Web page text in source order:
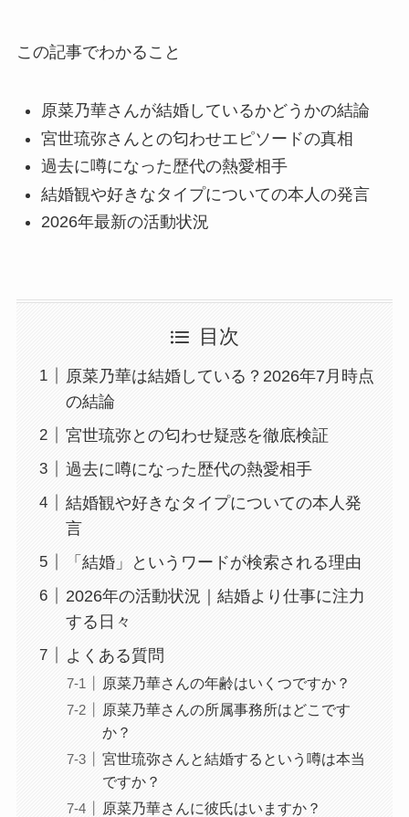
この記事でわかること
原菜乃華さんが結婚しているかどうかの結論
宮世琉弥さんとの匂わせエピソードの真相
過去に噂になった歴代の熱愛相手
結婚観や好きなタイプについての本人の発言
2026年最新の活動状況
目次
原菜乃華は結婚している？2026年7月時点
の結論
宮世琉弥との匂わせ疑惑を徹底検証
過去に噂になった歴代の熱愛相手
結婚観や好きなタイプについての本人発
言
「結婚」というワードが検索される理由
2026年の活動状況｜結婚より仕事に注力
する日々
よくある質問
原菜乃華さんの年齢はいくつですか？
原菜乃華さんの所属事務所はどこです
か？
宮世琉弥さんと結婚するという噂は本当
ですか？
原菜乃華さんに彼氏はいますか？